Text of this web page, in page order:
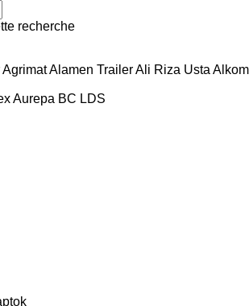
recherche
AgrimatAlamen TrailerAli Riza Usta Alkom
Aurepa BC LDS